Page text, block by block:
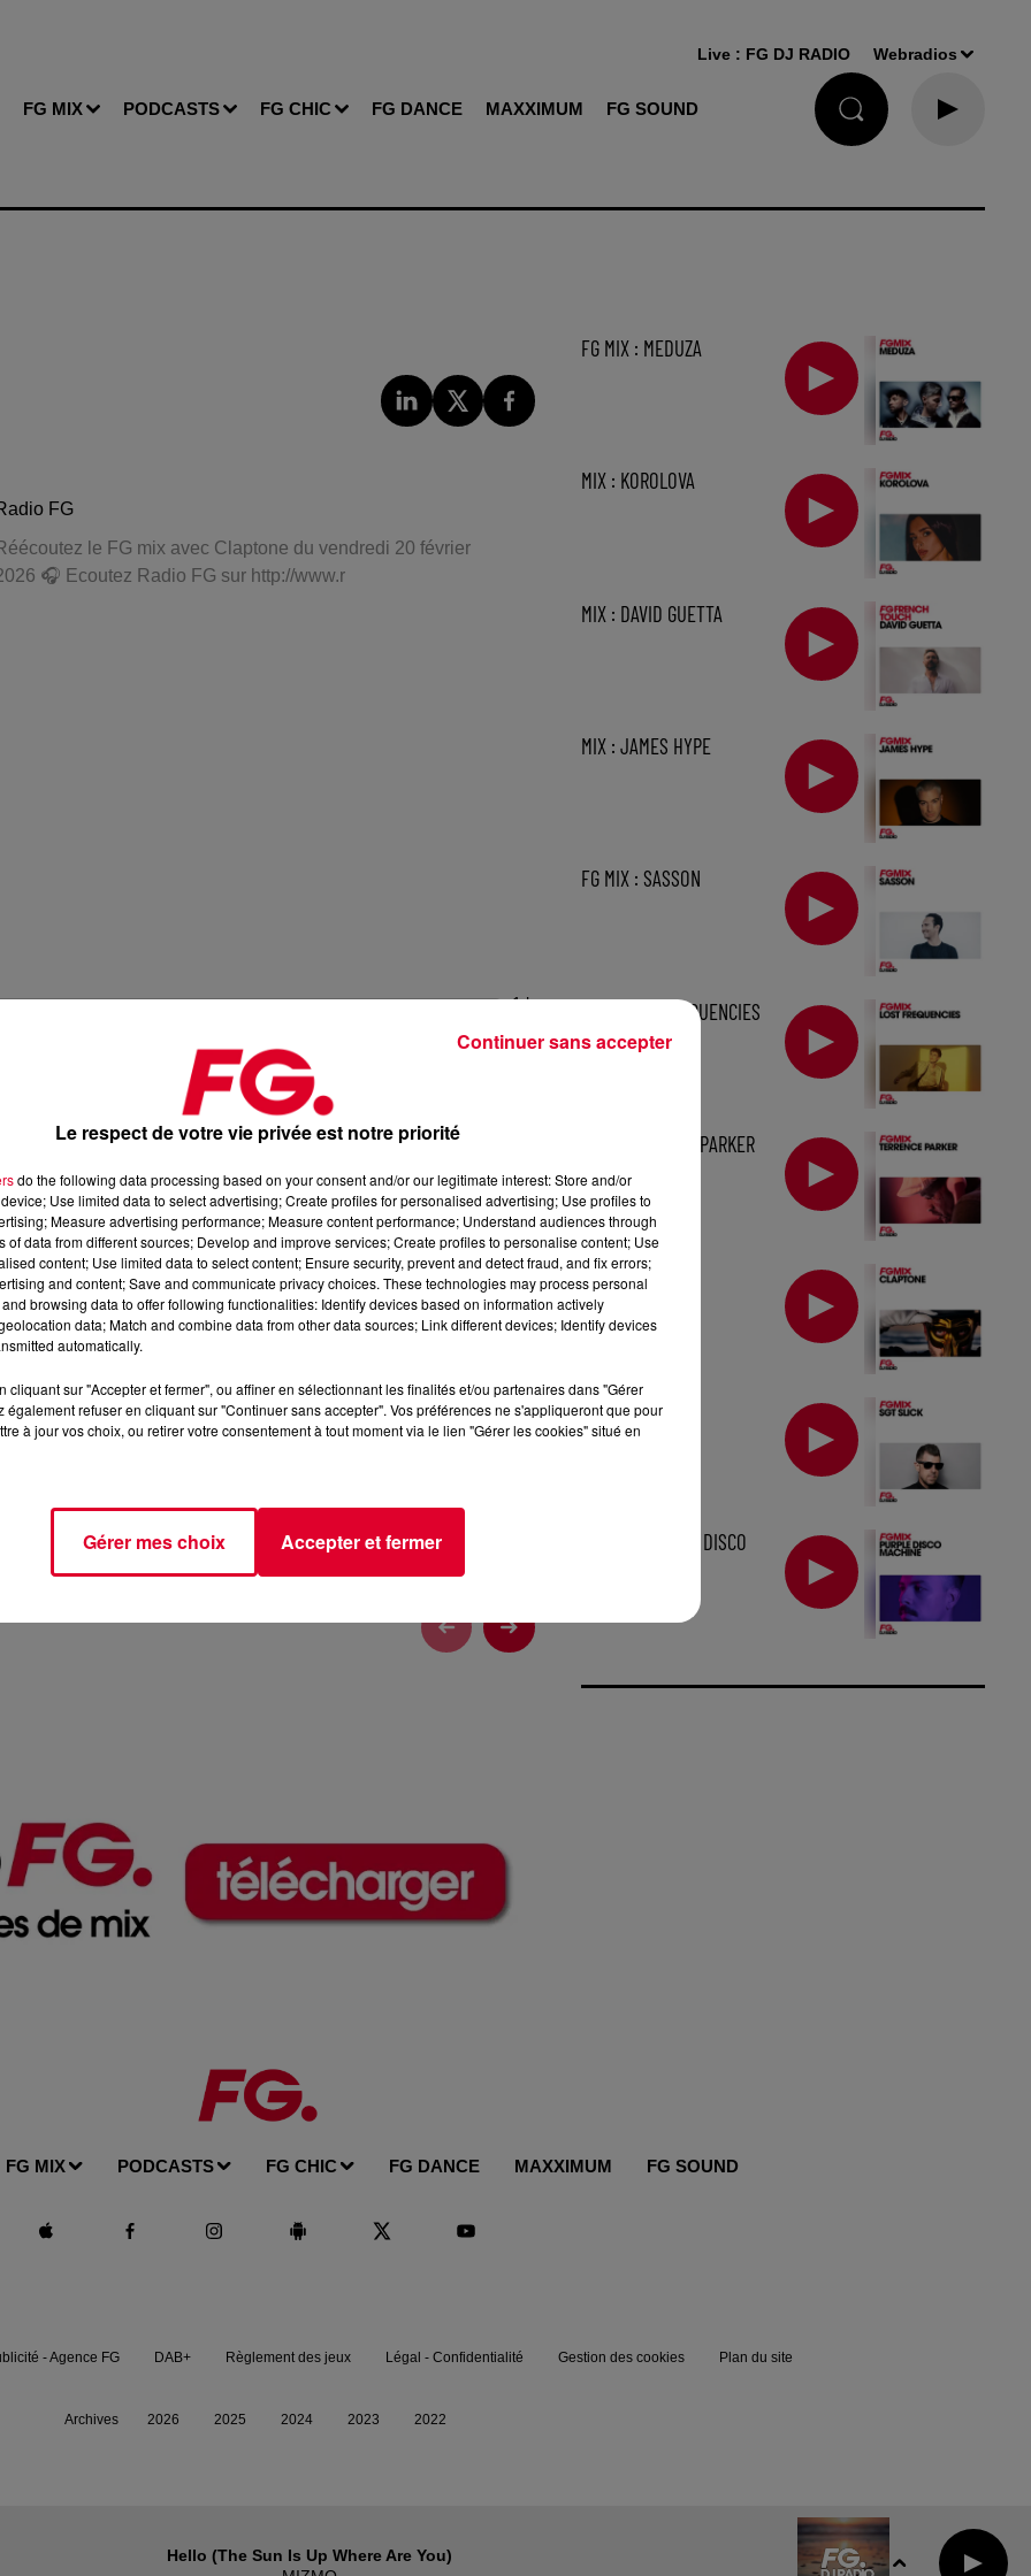
FG MIX PODCASTS FG CHIC FG DANCE MAXXIMUM FG SOUND
Live : FG DJ RADIO Webradios
FG
le FG mix avec Claptone du vendredi 20 février
🎧 Ecoutez Radio FG sur http://www.r
1 h
2026
FG (IOShttps://urlz.fr/hhZx- Google Play
programmation house, deep, et électro
FG MIX : MEDUZA
MIX : KOROLOVA
MIX : DAVID GUETTA
MIX : JAMES HYPE
FG MIX : SASSON
MIX : LOST FREQUENCIES
MIX : TERRENCE PARKER
MIX : CLAPTONE
MIX : SGT SLICK
FG MIX : PURPLE DISCO
FG MIX PODCASTS FG CHIC FG DANCE MAXXIMUM FG SOUND
Hello (the Sun Is Up Where Are You)
- Agence FG DAB+ Règlement des jeux Légal - Confidentialité Gestion des cookies Plan du site
Archives 2026 2025 2024 2023 2022
Le respect de votre vie privée est notre priorité
do the following data processing based on your consent and/or our legitimate interest: Store and/or
Use limited data to select advertising; Create profiles for personalised advertising; Use profiles to
Measure advertising performance; Measure content performance; Understand audiences through
of data from different sources; Develop and improve services; Create profiles to personalise content; Use
content; Use limited data to select content; Ensure security, prevent and detect fraud, and fix errors;
and content; Save and communicate privacy choices. These technologies may process personal
browsing data to offer following functionalities: Identify devices based on information actively
data; Match and combine data from other data sources; Link different devices; Identify devices
automatically.
cliquant sur "Accepter et fermer", ou affiner en sélectionnant les finalités et/ou partenaires dans "Gérer
également refuser en cliquant sur "Continuer sans accepter". Vos préférences ne s'appliqueront que pour
à jour vos choix, ou retirer votre consentement à tout moment via le lien "Gérer les cookies" situé en
Gérer mes choix Accepter et fermer
Continuer sans accepter